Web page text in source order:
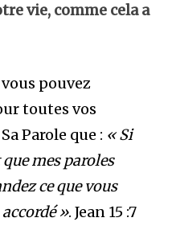
vie, comme cela a
vous pouvez
toutes vos
Parole que : « Si
mes paroles
ce que vous
». Jean 15 :7